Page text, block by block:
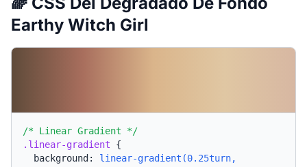
Earthy Witch Girl
/* Linear Gradient */
.linear-gradient {
background: linear-gradient(0.25turn,